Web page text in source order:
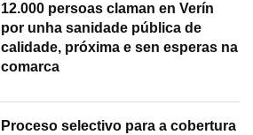
12.000 persoas claman en Verín
por unha sanidade pública de
calidade, próxima e sen esperas na
comarca
Proceso selectivo para a cobertura